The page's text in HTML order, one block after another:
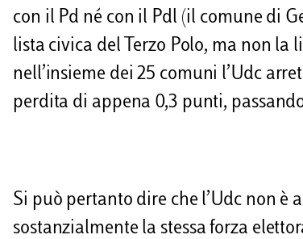
con il Pd né con il Pdl (il comune di
lista civica del Terzo Polo, ma non la
nell’insieme dei 25 comuni l’Udc
perdita di appena 0,3 punti,
Si può pertanto dire che l’Udc non è
sostanzialmente la stessa forza